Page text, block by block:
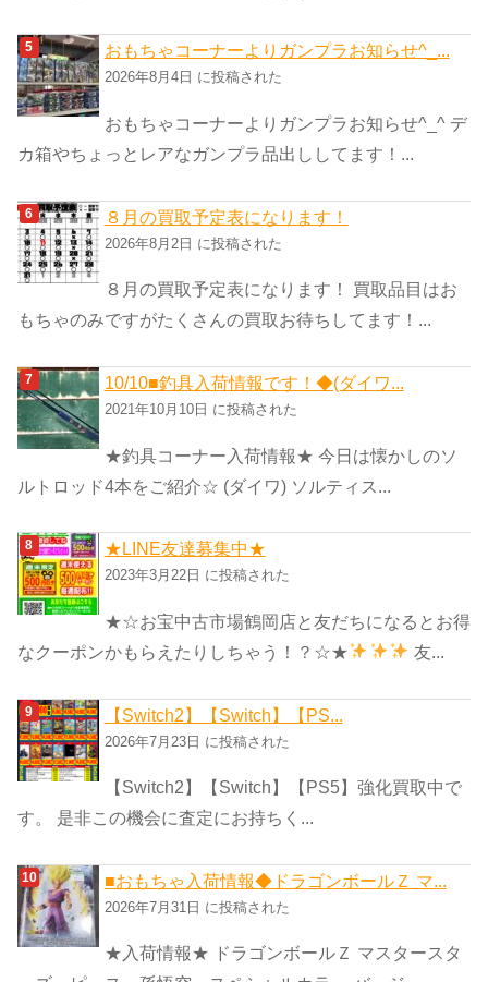
おもちゃコーナーよりガンプラお知らせ^_...
2026年8月4日 に投稿された
おもちゃコーナーよりガンプラお知らせ^_^ デ
カ箱やちょっとレアなガンプラ品出ししてます！...
８月の買取予定表になります！
2026年8月2日 に投稿された
８月の買取予定表になります！ 買取品目はお
もちゃのみですがたくさんの買取お待ちしてます！...
10/10■釣具入荷情報です！◆(ダイワ...
2021年10月10日 に投稿された
★釣具コーナー入荷情報★ 今日は懐かしのソ
ルトロッド4本をご紹介☆ (ダイワ) ソルティス...
★LINE友達募集中★
2023年3月22日 に投稿された
★☆お宝中古市場鶴岡店と友だちになるとお得
なクーポンかもらえたりしちゃう！？☆★
友...
【Switch2】【Switch】【PS...
2026年7月23日 に投稿された
【Switch2】【Switch】【PS5】強化買取中で
す。 是非この機会に査定にお持ちく...
■おもちゃ入荷情報◆ドラゴンボールＺ マ...
2026年7月31日 に投稿された
★入荷情報★ ドラゴンボールＺ マスタースタ